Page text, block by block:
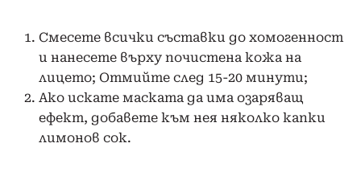
Смесете всички съставки до хомогенност
и нанесете върху почистена кожа на
лицето; Отмийте след 15-20 минути;
Ако искате маската да има озаряващ
ефект, добавете към нея няколко капки
лимонов сок.